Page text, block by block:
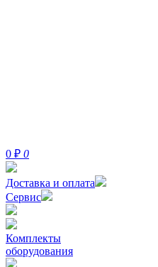
0 ₽ 0
Доставка и оплата
Сервис
Комплекты
оборудования